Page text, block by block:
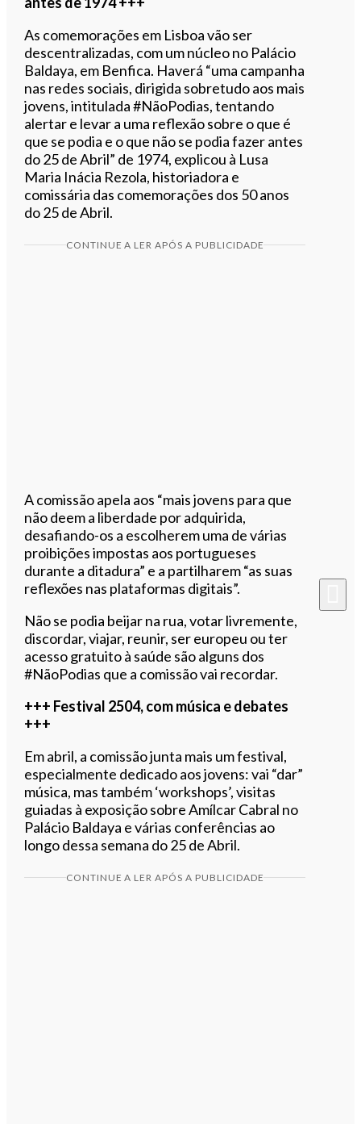
As comemorações em Lisboa vão ser
descentralizadas, com um núcleo no Palácio
Baldaya, em Benfica. Haverá “uma campanha
nas redes sociais, dirigida sobretudo aos mais
jovens, intitulada #NãoPodias, tentando
alertar e levar a uma reflexão sobre o que é
que se podia e o que não se podia fazer antes
do 25 de Abril” de 1974, explicou à Lusa
Maria Inácia Rezola, historiadora e
comissária das comemorações dos 50 anos
do 25 de Abril.
CONTINUE A LER APÓS A PUBLICIDADE
A comissão apela aos “mais jovens para que
não deem a liberdade por adquirida,
desafiando-os a escolherem uma de várias
proibições impostas aos portugueses
durante a ditadura” e a partilharem “as suas
reflexões nas plataformas digitais”.
Não se podia beijar na rua, votar livremente,
discordar, viajar, reunir, ser europeu ou ter
acesso gratuito à saúde são alguns dos
#NãoPodias que a comissão vai recordar.
+++ Festival 2504, com música e debates
+++
Em abril, a comissão junta mais um festival,
especialmente dedicado aos jovens: vai “dar”
música, mas também ‘workshops’, visitas
guiadas à exposição sobre Amílcar Cabral no
Palácio Baldaya e várias conferências ao
longo dessa semana do 25 de Abril.
CONTINUE A LER APÓS A PUBLICIDADE